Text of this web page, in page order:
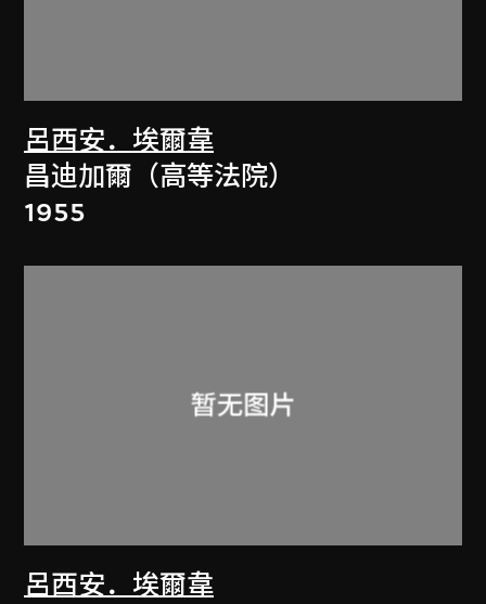
呂西安．埃爾韋
昌迪加爾（高等法院）
1955
呂西安．埃爾韋